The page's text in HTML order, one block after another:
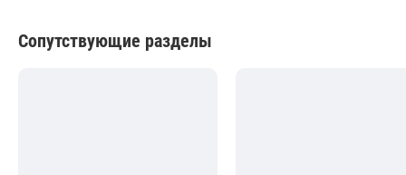
Сопутствующие разделы